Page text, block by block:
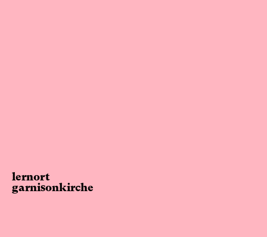
lernort
garnisonkirche